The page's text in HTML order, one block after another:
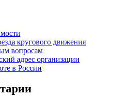
кругового движения
вопросам
адрес организации
в России